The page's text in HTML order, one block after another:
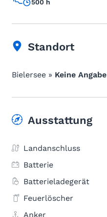
500 h
Standort
Bielersee » Keine Angabe
Ausstattung
Landanschluss
Batterie
Batterieladegerät
Feuerlöscher
Anker